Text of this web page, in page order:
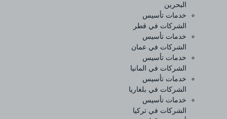
البحرين
خدمات تأسيس
الشركات في قطر
خدمات تأسيس
الشركات في عمان
خدمات تأسيس
الشركات في المانيا
خدمات تأسيس
الشركات في بلغاريا
خدمات تأسيس
الشركات في تركيا